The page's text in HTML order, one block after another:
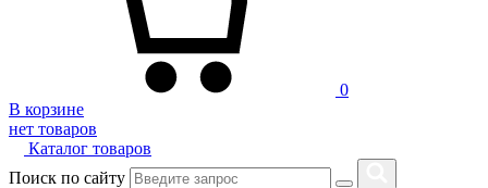
0
В корзине
нет товаров
Каталог товаров
Поиск по сайту